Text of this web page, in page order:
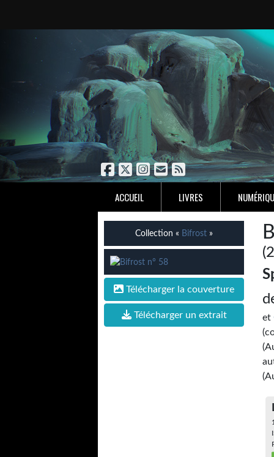
ACCUEIL LIVRES
Collection « Bifrost »
Télécharger la couverture
Télécharger un extrait et